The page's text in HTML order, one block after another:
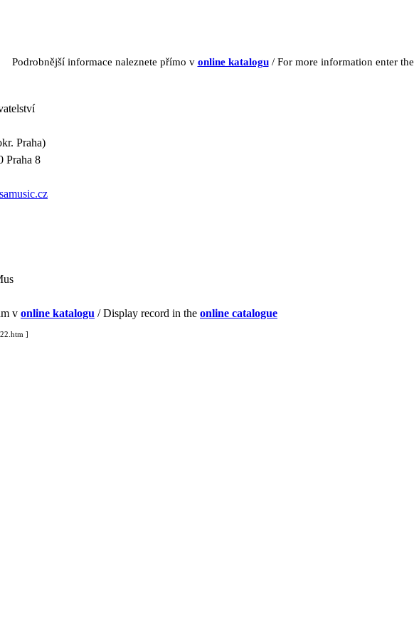
Podrobnější informace naleznete přímo v online katalogu/ For more information enter the
Praha)
Praha 8
v online katalogu / Display record in the online catalogue
]